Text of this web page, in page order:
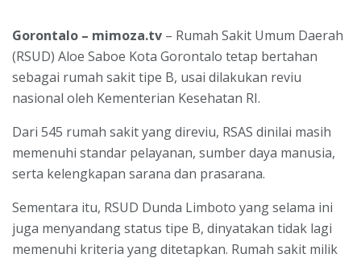
Gorontalo – mimoza.tv – Rumah Sakit Umum Daerah
(RSUD) Aloe Saboe Kota Gorontalo tetap bertahan
sebagai rumah sakit tipe B, usai dilakukan reviu
nasional oleh Kementerian Kesehatan RI.
Dari 545 rumah sakit yang direviu, RSAS dinilai masih
memenuhi standar pelayanan, sumber daya manusia,
serta kelengkapan sarana dan prasarana.
Sementara itu, RSUD Dunda Limboto yang selama ini
juga menyandang status tipe B, dinyatakan tidak lagi
memenuhi kriteria yang ditetapkan. Rumah sakit milik